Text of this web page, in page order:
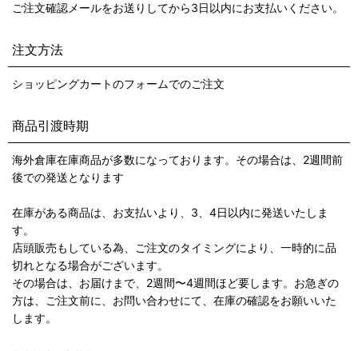
ご注文確認メールをお送りしてから3日以内にお支払いください。
注文方法
ショッピングカートのフォームでのご注文
商品引渡時期
海外倉庫在庫商品が多数になっております。その場合は、2週間前
後での発送となります
在庫がある商品は、お支払いより、3、4日以内に発送いたしま
す。
店頭販売もしている為、ご注文のタイミングにより、一時的に品
切れとなる場合がございます。
その場合は、お届けまで、2週間〜4週間ほど要します。お急ぎの
方は、ご注文前に、お問い合わせにて、在庫の確認をお願いいた
します。